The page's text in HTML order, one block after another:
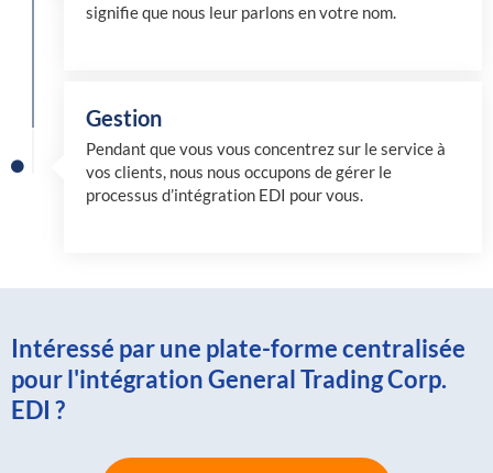
signifie que nous leur parlons en votre nom.
Gestion
Pendant que vous vous concentrez sur le service à
vos clients, nous nous occupons de gérer le
processus d’intégration EDI pour vous.
Intéressé par une plate-forme centralisée
pour l'intégration General Trading Corp.
EDI ?